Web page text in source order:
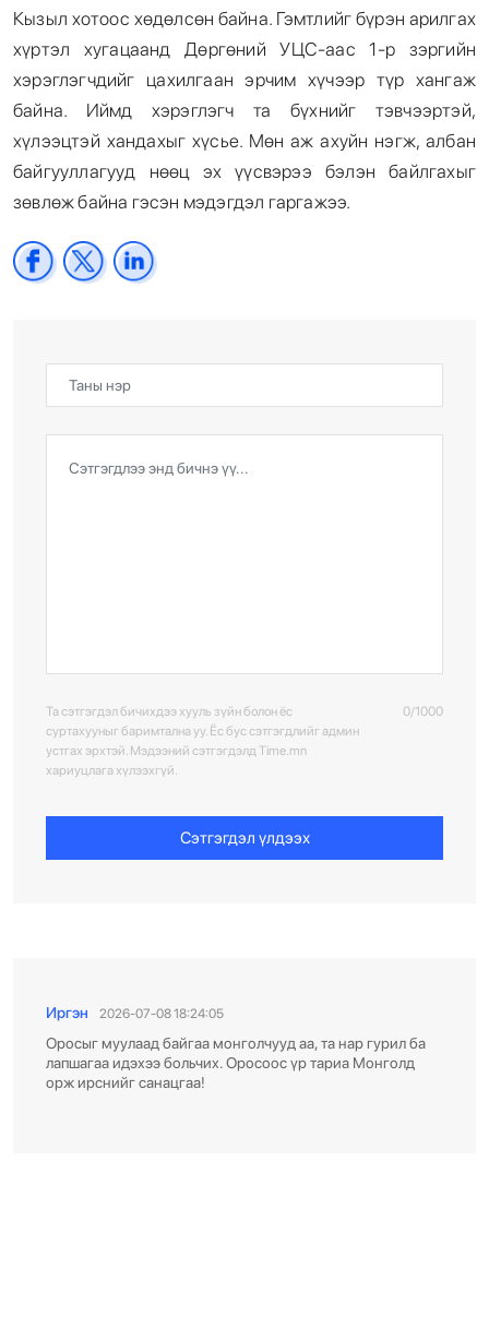
Кызыл хотоос хөдөлсөн байна. Гэмтлийг бүрэн арилгах
хүртэл хугацаанд Дөргөний УЦС-аас 1-р зэргийн
хэрэглэгчдийг цахилгаан эрчим хүчээр түр хангаж
байна. Иймд хэрэглэгч та бүхнийг тэвчээртэй,
хүлээцтэй хандахыг хүсье. Мөн аж ахуйн нэгж, албан
байгууллагууд нөөц эх үүсвэрээ бэлэн байлгахыг
зөвлөж байна гэсэн мэдэгдэл гаргажээ.
Та сэтгэгдэл бичихдээ хууль зүйн болон ёс
суртахууныг баримтална уу. Ёс бус сэтгэгдлийг админ
устгах эрхтэй. Мэдээний сэтгэгдэлд Time.mn
хариуцлага хүлээхгүй.
0/1000
Сэтгэгдэл үлдээх
Иргэн 2026-07-08 18:24:05
Оросыг муулаад байгаа монголчууд аа, та нар гурил ба
лапшагаа идэхээ больчих. Оросоос үр тариа Монголд
орж ирснийг санацгаа!